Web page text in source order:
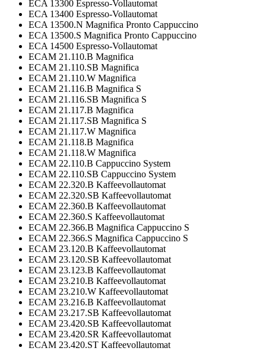
ECA 13300 Espresso-Vollautomat
ECA 13400 Espresso-Vollautomat
ECA 13500.N Magnifica Pronto Cappuccino
ECA 13500.S Magnifica Pronto Cappuccino
ECA 14500 Espresso-Vollautomat
ECAM 21.110.B Magnifica
ECAM 21.110.SB Magnifica
ECAM 21.110.W Magnifica
ECAM 21.116.B Magnifica S
ECAM 21.116.SB Magnifica S
ECAM 21.117.B Magnifica
ECAM 21.117.SB Magnifica S
ECAM 21.117.W Magnifica
ECAM 21.118.B Magnifica
ECAM 21.118.W Magnifica
ECAM 22.110.B Cappuccino System
ECAM 22.110.SB Cappuccino System
ECAM 22.320.B Kaffeevollautomat
ECAM 22.320.SB Kaffeevollautomat
ECAM 22.360.B Kaffeevollautomat
ECAM 22.360.S Kaffeevollautomat
ECAM 22.366.B Magnifica Cappuccino S
ECAM 22.366.S Magnifica Cappuccino S
ECAM 23.120.B Kaffeevollautomat
ECAM 23.120.SB Kaffeevollautomat
ECAM 23.123.B Kaffeevollautomat
ECAM 23.210.B Kaffeevollautomat
ECAM 23.210.W Kaffeevollautomat
ECAM 23.216.B Kaffeevollautomat
ECAM 23.217.SB Kaffeevollautomat
ECAM 23.420.SB Kaffeevollautomat
ECAM 23.420.SR Kaffeevollautomat
ECAM 23.420.ST Kaffeevollautomat